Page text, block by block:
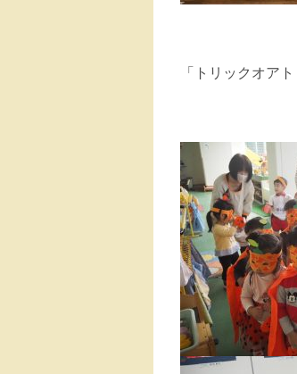
「トリックオア